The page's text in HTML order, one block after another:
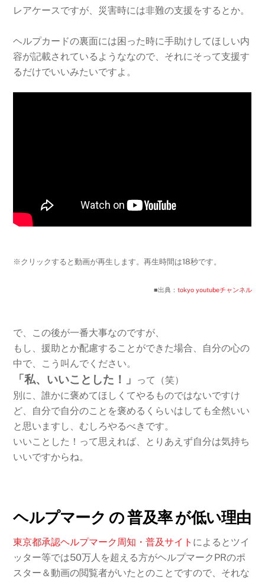
レアケースですが、災害時には非難の支援をするとか。
ヘルプカードの裏面には困った時に手助けしてほしい内
容が記載されているようななので、それにそって支援す
るだけでいいみたいですよ。
※クリックすると動画が再生します。再生時間は18秒です。
■出典： tokyo youtubeチャンネル
で、この後が一番大事なのですが、
もし、援助とか配慮することができた場合、自分の心の
中で、こう叫んでください。
「私、いいことした！」
って（笑）
別に、誰かに褒めてほしくてやるものではないですけ
ど、自分で自分のことを褒めるくらいはしても全然いい
と思いますし、むしろやるべきです。
いいことした！って思えれば、とりあえず自分は気持ち
いいですからね。
ヘルプマーク の 普及率 が低い理由
東京都承認ヘルプマーク周知・普及サイト によるとツイ
ッター等では50万人を超える方がヘルプマークPRのポ
スター＆動画の閲覧者がいたとのことですので、それな